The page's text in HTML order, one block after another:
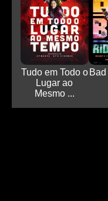
Tudo em Todo o
Lugar ao
Mesmo ...